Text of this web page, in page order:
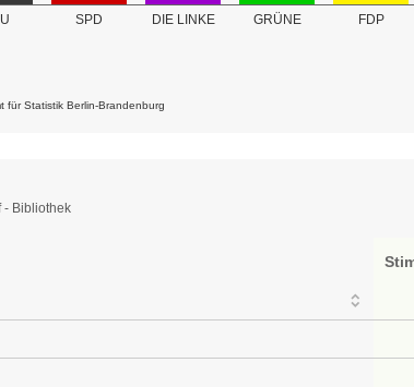
SPD DIE LINKE GRÜNE FDP
für Statistik Berlin-Brandenburg
- Bibliothek